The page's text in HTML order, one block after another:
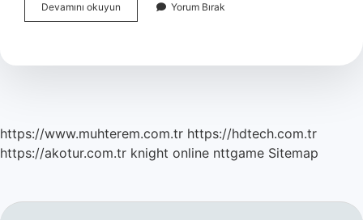
Devamını okuyun
Yakıt
Mı
Yorum Bırak
https://www.muhterem.com.tr https://hdtech.com.tr
https://akotur.com.tr knight online nttgame Sitemap